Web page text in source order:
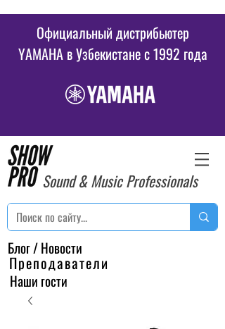
Официальный дистрибьютер
YAMAHA в Узбекистане c 1992 года
Sound & Music Professionals
Блог / Новости
Преподаватели
Наши гости